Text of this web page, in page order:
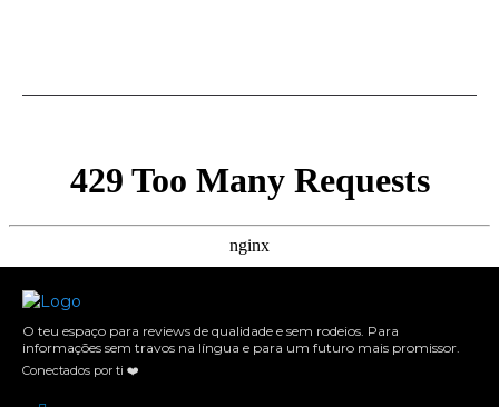
O teu espaço para reviews de qualidade e sem rodeios. Para
informações sem travos na língua e para um futuro mais promissor.
Conectados por ti ❤️